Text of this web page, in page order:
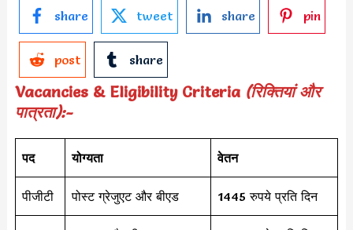
share tweet share pin
post share
Vacancies & Eligibility Criteria (रिक्तियां और
पात्रता):-
पद योग्यता वेतन
पीजीटी पोस्ट ग्रेजुएट और बीएड 1445 रुपये प्रति दिन